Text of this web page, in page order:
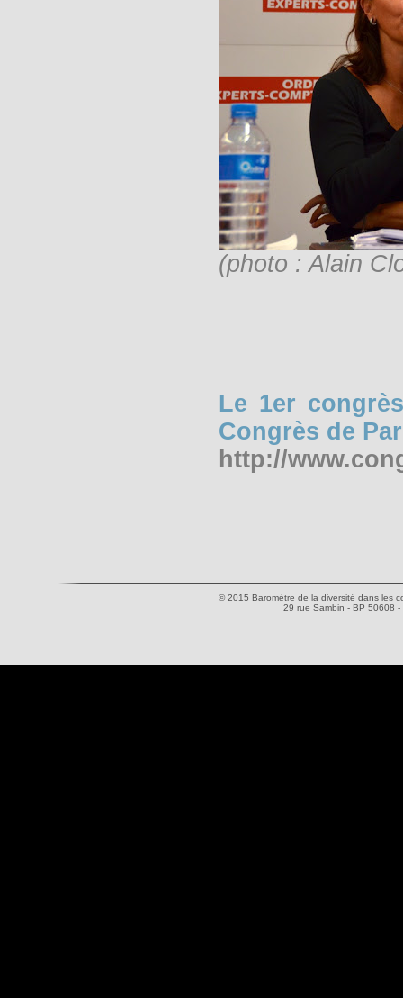
(photo : Alain
Le 1er
Congrès de
http://
© 2015 Baromètre de la diversité dans les
29 rue Sambin - BP 50608